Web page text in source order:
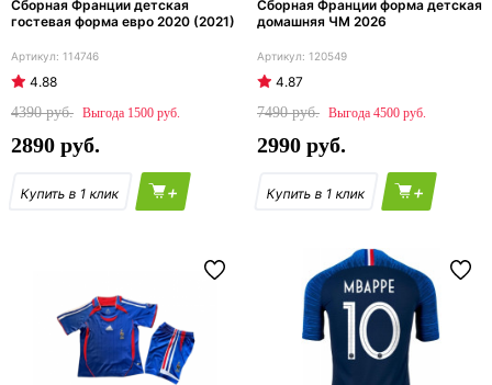
Сборная Франции детская
гостевая форма евро 2020 (2021)
114746
4.88
4390
1500
2890
+
Сборная Франции форма детская
домашняя ЧМ 2026
120549
4.87
7490
4500
2990
+